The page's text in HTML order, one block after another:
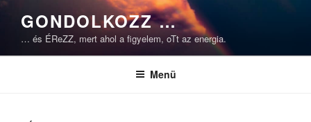
Tartalomhoz
GONDOLKOZZ …
… és ÉReZZ, mert ahol a figyelem, oTt az energia.
Menü